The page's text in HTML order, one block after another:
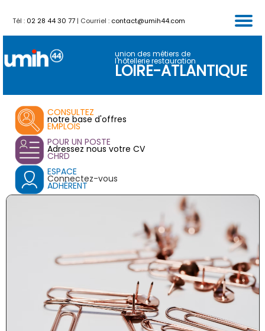
Tél : 02 28 44 30 77 | Courriel : contact@umih44.com
union des métiers de
l'hôtellerie restauration
LOIRE-ATLANTIQUE
CONSULTEZ
notre base d'offres
EMPLOIS
POUR UN POSTE
Adressez nous votre CV
CHRD
ESPACE
Connectez-vous
ADHÉRENT